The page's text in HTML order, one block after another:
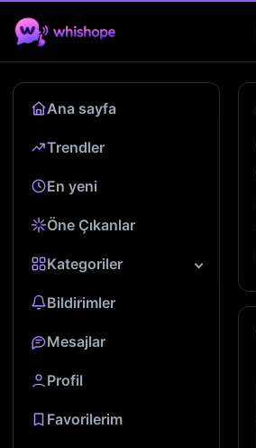
Ana sayfa
Trendler
En yeni
Öne Çıkanlar
Kategoriler
Bildirimler
Mesajlar
Profil
Favorilerim